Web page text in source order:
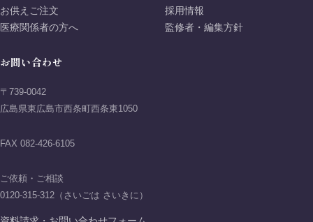
お供えご注文
医療関係者の方へ
採用情報
監修者・編集方針
お問い合わせ
〒739-0042
広島県東広島市西条町西条東1050
FAX 082-426-6105
ご依頼・ご相談
0120-315-312（さいごは さいきに）